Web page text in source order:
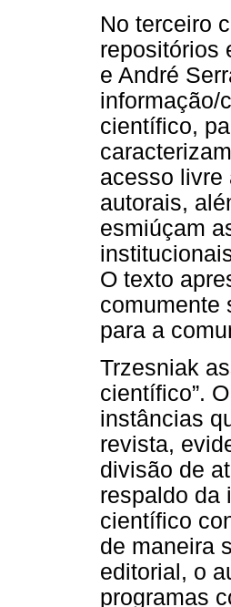
No terceiro
repositórios
e André
informação/
científico,
acesso livre
autorais,
esmiúçam
O texto
comumente
para a
Trzesniak
científico”.
instâncias
revista,
divisão de
respaldo da
científico
de maneira
editorial, o
programas